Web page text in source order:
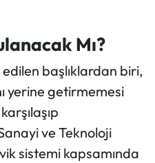
Mı?
başlıklardan biri,
yerine getirmemesi
ve Teknoloji
sistemi kapsamında